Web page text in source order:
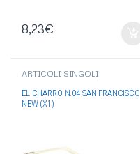
8,23€
ARTICOLI SINGOLI,
CHARRO,OCCHIALI DA SOLE
EL CHARRO N.04 SAN FRANCISCO
NEW (X1)